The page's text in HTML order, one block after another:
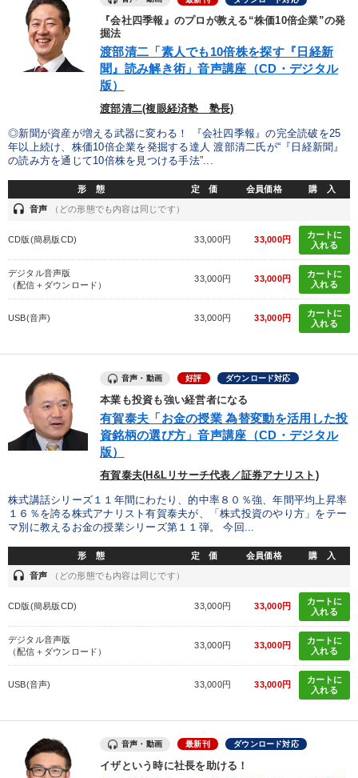
伝統・文化
※「更新」を押すと「タグ・キーワード」を更新いただけます。
『会社四季報』のプロが教える“株価10倍企業”の発
掘法
渡部清二「素人でも10倍株を探す『日経新
聞』読み解き術」音声講座（CD・デジタル
版）
渡部清二(複眼経済塾 塾長)
◎新聞が資産が増える武器に変わる！ 『会社四季報』の完全読破を25
年以上続け、株価10倍企業を発掘する達人 渡部清二氏が“『日経新聞』
の読み方を通じて10倍株を見つける手法”...
形 態 定 価 会員価格 購 入
headset 音声 （どの形態でも内容は同じです）
CD版(簡易版CD) 33,000円 33,000円
カートに
入れる
デジタル音声版
（配信＋ダウンロード）
33,000円 33,000円
カートに
入れる
USB(音声) 33,000円 33,000円
カートに
入れる
音声・動画 好評 ダウンロード対応
本業も投資も強い経営者になる
有賀泰夫「お金の授業 為替変動を活用した投
資銘柄の選び方」音声講座（CD・デジタル
版）
有賀泰夫(H&Lリサーチ代表／証券アナリスト)
株式講話シリーズ１１年間にわたり、的中率８０％強、年間平均上昇率
１６％を誇る株式アナリスト有賀泰夫が、「株式投資のやり方」をテー
マ別に教えるお金の授業シリーズ第１１弾。 今回...
形 態 定 価 会員価格 購 入
headset 音声 （どの形態でも内容は同じです）
CD版(簡易版CD) 33,000円 33,000円
カートに
入れる
デジタル音声版
（配信＋ダウンロード）
33,000円 33,000円
カートに
入れる
USB(音声) 33,000円 33,000円
カートに
入れる
音声・動画 最新刊 ダウンロード対応
イザという時に社長を助ける！